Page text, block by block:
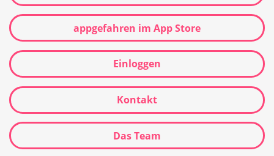
appgefahren im App Store
Einloggen
Kontakt
Das Team